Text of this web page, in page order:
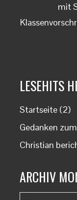
mit
LESEHITS
Startseite (2)
Gedanken
Christian
ARCHIV